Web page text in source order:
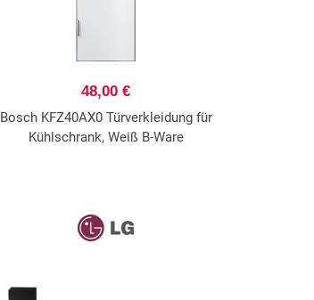
48,00 €
Bosch KFZ40AX0 Türverkleidung für
Kühlschrank, Weiß B-Ware